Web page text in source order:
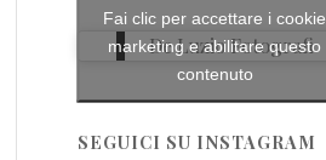
De Luzio Fotografi
Fai clic per accettare i cookie
marketing e abilitare questo
contenuto
SEGUICI SU INSTAGRAM